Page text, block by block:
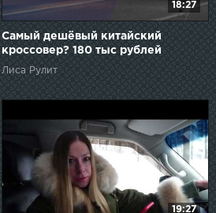
18:27
Самый дешёвый китайский
кроссовер? 180 тыс рублей
Лиса Рулит
19:27